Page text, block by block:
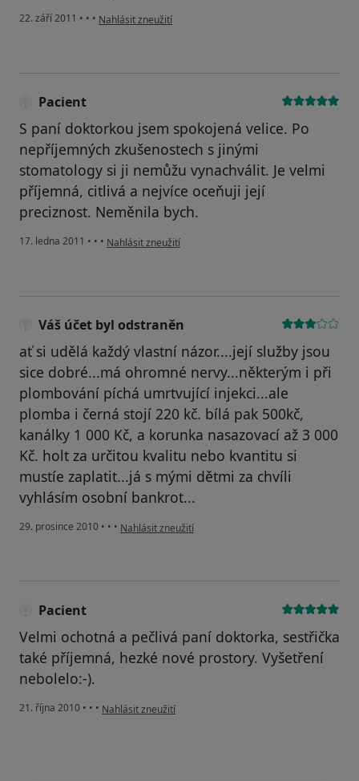
22. září 2011 • • • podle názoru uživatele Pacient
Nahlásit zneužití
Pacient
S paní doktorkou jsem spokojená velice. Po
nepříjemných zkušenostech s jinými
stomatology si ji nemůžu vynachválit. Je velmi
příjemná, citlivá a nejvíce oceňuji její
preciznost. Neměnila bych.
17. ledna 2011 • • • podle názoru uživatele Pacient
Nahlásit zneužití
Váš účet byl odstraněn
ať si udělá každý vlastní názor....její služby jsou
sice dobré...má ohromné nervy...některým i při
plombování píchá umrtvující injekci...ale
plomba i černá stojí 220 kč. bílá pak 500kč,
kanálky 1 000 Kč, a korunka nasazovací až 3 000
Kč. holt za určitou kvalitu nebo kvantitu si
mustíe zaplatit...já s mými dětmi za chvíli
vyhlásím osobní bankrot...
29. prosince 2010 • • • podle názoru uživatele Váš účet byl odstraněn
Nahlásit zneužití
Pacient
Velmi ochotná a pečlivá paní doktorka, sestřička
také příjemná, hezké nové prostory. Vyšetření
nebolelo:-).
21. října 2010 • • • podle názoru uživatele Pacient
Nahlásit zneužití